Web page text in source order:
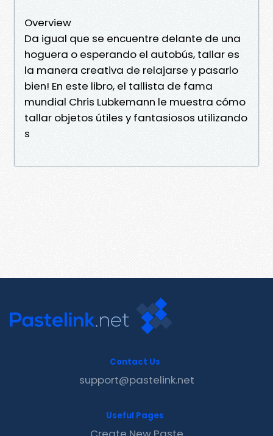
Overview
Da igual que se encuentre delante de una
hoguera o esperando el autobús, tallar es
la manera creativa de relajarse y pasarlo
bien! En este libro, el tallista de fama
mundial Chris Lubkemann le muestra cómo
tallar objetos útiles y fantasiosos utilizando
s
Contact Us
support@pastelink.net
Useful Pages